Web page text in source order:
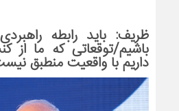
ظریف: باید رابطه
باشیم/توقعاتی که ما از
داریم با واقعیت منطبق